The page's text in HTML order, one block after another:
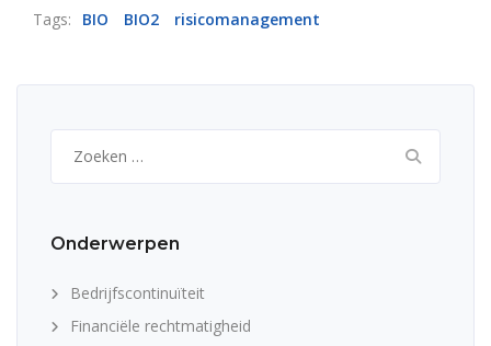
Tags: BIO BIO2 risicomanagement
naar:
Onderwerpen
Bedrijfscontinuïteit
Financiële rechtmatigheid